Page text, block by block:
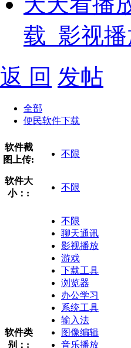
载_影视
返 回 发帖
全部
便民软件下载
软件截
图上传:
不限
软件大
小：:
不限
软件类
别：:
不限
聊天通讯
影视播放
游戏
下载工具
浏览器
办公学习
系统工具
输入法
图像编辑
音乐播放